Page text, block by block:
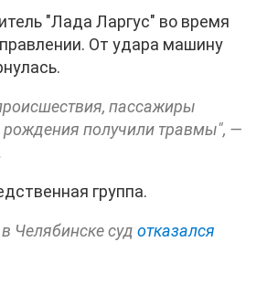
"Лада Ларгус" во время
От удара машину
пассажиры
получили травмы", —
группа.
Челябинске суд отказался